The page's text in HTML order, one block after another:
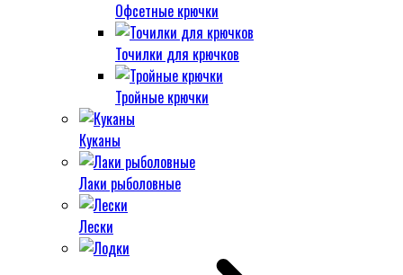
Офсетные крючки
Точилки для крючков
Тройные крючки
Куканы
Лаки рыболовные
Лески